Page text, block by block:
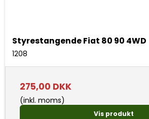
Styrestangende Fiat 80 90 4WD
1208
275,00 DKK
(inkl. moms)
Vis produkt